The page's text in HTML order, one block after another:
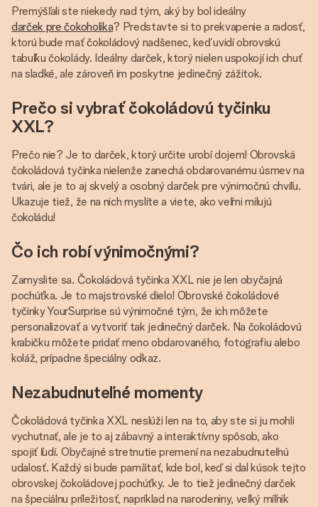
Premýšľali ste niekedy nad tým, aký by bol ideálny
darček pre čokoholika? Predstavte si to prekvapenie a radosť,
ktorú bude mať čokoládový nadšenec, keď uvidí obrovskú
tabuľku čokolády. Ideálny darček, ktorý nielen uspokojí ich chuť
na sladké, ale zároveň im poskytne jedinečný zážitok.
Prečo si vybrať čokoládovú tyčinku
XXL?
Prečo nie? Je to darček, ktorý určite urobí dojem! Obrovská
čokoládová tyčinka nielenže zanechá obdarovanému úsmev na
tvári, ale je to aj skvelý a osobný darček pre výnimočnú chvíľu.
Ukazuje tiež, že na nich myslíte a viete, ako veľmi milujú
čokoládu!
Čo ich robí výnimočnými?
Zamyslite sa. Čokoládová tyčinka XXL nie je len obyčajná
pochúťka. Je to majstrovské dielo! Obrovské čokoládové
tyčinky YourSurprise sú výnimočné tým, že ich môžete
personalizovať a vytvoriť tak jedinečný darček. Na čokoládovú
krabičku môžete pridať meno obdarovaného, fotografiu alebo
koláž, prípadne špeciálny odkaz.
Nezabudnuteľné momenty
Čokoládová tyčinka XXL neslúži len na to, aby ste si ju mohli
vychutnať, ale je to aj zábavný a interaktívny spôsob, ako
spojiť ľudí. Obyčajné stretnutie premení na nezabudnuteľnú
udalosť. Každý si bude pamätať, kde bol, keď si dal kúsok tejto
obrovskej čokoládovej pochúťky. Je to tiež jedinečný darček
na špeciálnu príležitosť, napríklad na narodeniny, veľký míľnik